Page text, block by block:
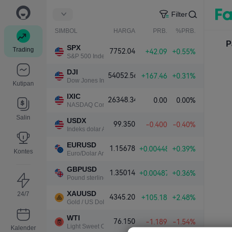
Trading
Kutipan
Salin
Kontes
24/7
Kalender
Filter
SIMBOL HARGA PRB. %PRB.
SPX
S&P 500 Index
7752.04 +42.09 +0.55%
DJI
Dow Jones Industrial Average
54052.56 +167.46 +0.31%
IXIC
NASDAQ Composite Index
26348.34 0.00 0.00%
USDX
Indeks dolar AS
99.350 -0.400 -0.40%
EURUSD
Euro/Dolar Amerika
1.15678 +0.00448 +0.39%
GBPUSD
Pound sterling/Dolar Amerika
1.35014 +0.00487 +0.36%
XAUUSD
Gold / US Dollar
4345.20 +105.18 +2.48%
WTI
Light Sweet Crude Oil
76.150 -1.189 -1.54%